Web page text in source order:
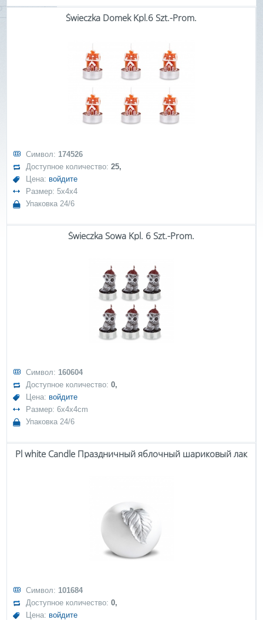
Świeczka Domek Kpl.6 Szt.-Prom.
Символ: 174526
Доступное количество:25,
Цена: войдите
Размер: 5x4x4
Упаковка 24/6
Świeczka Sowa Kpl. 6 Szt.-Prom.
Символ: 160604
Доступное количество:0,
Цена: войдите
Размер: 6x4x4cm
Упаковка 24/6
Pl white Candle Праздничный яблочный шариковый лак
Символ: 101684
Доступное количество:0,
Цена: войдите